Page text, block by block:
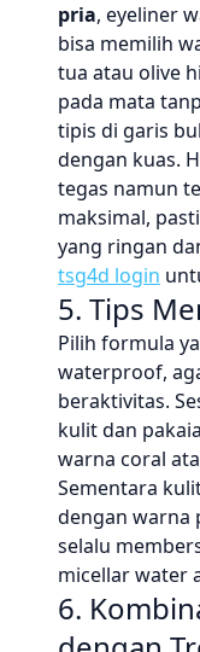
pria, eyeliner
bisa memilih
tua atau olive
pada mata
tipis di garis
dengan kuas.
tegas namun
maksimal,
yang ringan
tsg4d login
5. Tips
Pilih formula
waterproof,
beraktivitas.
kulit dan
warna coral
Sementara
dengan warna
selalu
micellar water
6.